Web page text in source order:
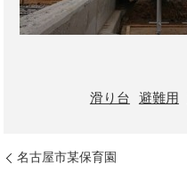
滑り台 避難用
名古屋市某保育園